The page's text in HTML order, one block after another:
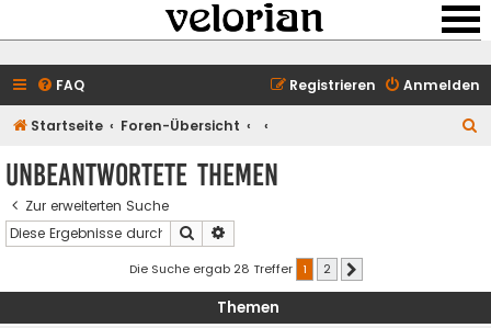
FAQ Anmelden
Registrieren
Startseite Foren-Übersicht
Unbeantwortete Themen
Zur erweiterten Suche
Suche
Die Suche ergab 28 Treffer 1 2
Themen